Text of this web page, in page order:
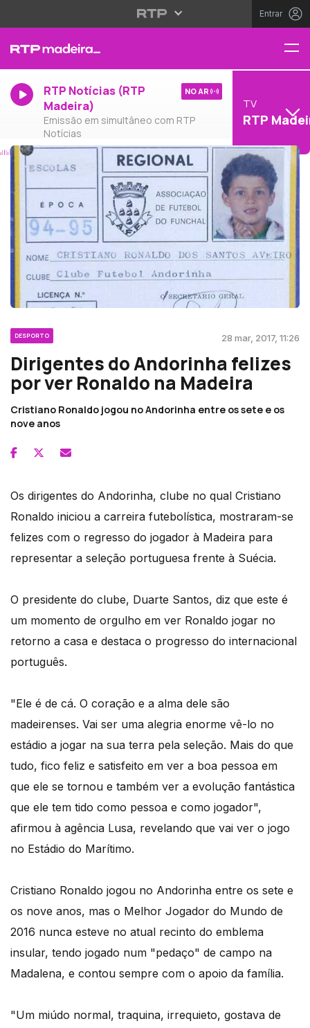
Entrar
RTP Notícias (RTP
Madeira)
Emissão em simultâneo com RTP
Notícias
NO AR
TV
RTP
DESPORTO 28 mar, 2017, 11:26
Dirigentes do Andorinha felizes
por ver Ronaldo na Madeira
Cristiano Ronaldo jogou no Andorinha entre os sete e os
nove anos
Os dirigentes do Andorinha, clube no qual Cristiano
Ronaldo iniciou a carreira futebolística, mostraram-se
felizes com o regresso do jogador à Madeira para
representar a seleção portuguesa frente à Suécia.
O presidente do clube, Duarte Santos, diz que este é
um momento de orgulho em ver Ronaldo jogar no
retorno a casa e destaca o progresso do internacional
português.
"Ele é de cá. O coração e a alma dele são
madeirenses. Vai ser uma alegria enorme vê-lo no
estádio a jogar na sua terra pela seleção. Mais do que
tudo, fico feliz e satisfeito em ver a boa pessoa em
que ele se tornou e também ver a evolução fantástica
que ele tem tido como pessoa e como jogador",
afirmou à agência Lusa, revelando que vai ver o jogo
no Estádio do Marítimo.
Cristiano Ronaldo jogou no Andorinha entre os sete e
os nove anos, mas o Melhor Jogador do Mundo de
2016 nunca esteve no atual recinto do emblema
insular, tendo jogado num "pedaço" de campo na
Madalena, e contou sempre com o apoio da família.
"Um miúdo normal, traquina, irrequieto, gostava de